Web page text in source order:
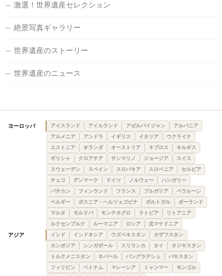
激選！世界遺産セレクション
絶景写真ギャラリー
世界遺産のストーリー
世界遺産のニュース
ヨーロッパ アイスランド アイルランド アゼルバイジャン
アルバニア
アルメニア
アンドラ イギリス イタリア
ウクライナ
エストニア
オランダ オーストリア キプロス
キルギス
ギリシャ
クロアチア サンマリノ ジョージア
スイス
スウェーデン
スペイン スロバキア スロベニア
セルビア
チェコ
デンマーク ドイツ ノルウェー
ハンガリー
バチカン
フィンランド フランス ブルガリア
ベラルーシ
ベルギー
ボスニア・ヘルツェゴビナ ポルトガル
ポーランド
マルタ
モルドバ モンテネグロ ラトビア
リトアニア
ルクセンブルク
ルーマニア ロシア 北マケドニア
アジア インド インドネシア ウズベキスタン
カザフスタン
カンボジア
シンガポール スリランカ タイ
タジキスタン
トルクメニスタン
ネパール バングラデシュ
パキスタン
フィリピン
ベトナム マレーシア ミャンマー
モンゴル